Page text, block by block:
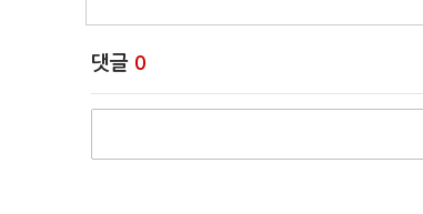
댓글 0